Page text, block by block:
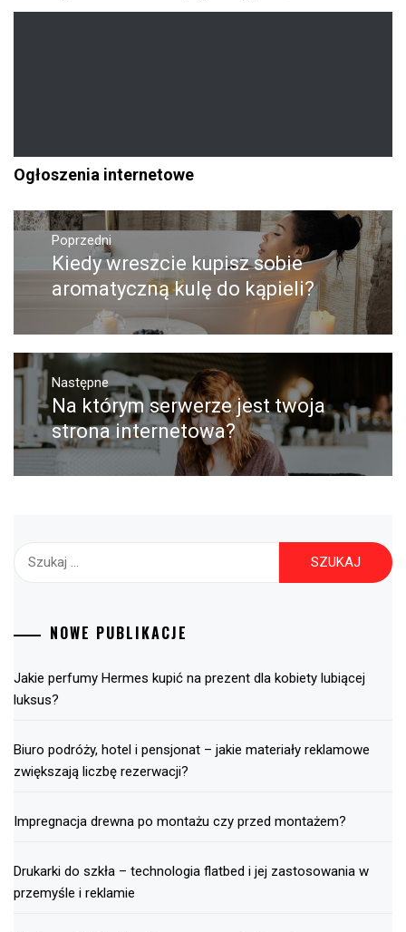
Ogłoszenia internetowe
Nawigacja
wpisu
Poprzedni
Poprzedni
wpis:
Kiedy wreszcie kupisz sobie
aromatyczną kulę do kąpieli?
Następne
Następny
post:
Na którym serwerze jest twoja
strona internetowa?
Szukaj:
NOWE PUBLIKACJE
Jakie perfumy Hermes kupić na prezent dla kobiety lubiącej
luksus?
Biuro podróży, hotel i pensjonat – jakie materiały reklamowe
zwiększają liczbę rezerwacji?
Impregnacja drewna po montażu czy przed montażem?
Drukarki do szkła – technologia flatbed i jej zastosowania w
przemyśle i reklamie